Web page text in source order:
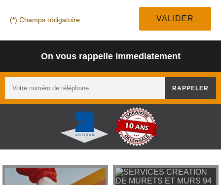
(*) Champs obligatoire
On vous rappelle immediatement